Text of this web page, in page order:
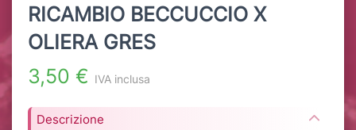
RICAMBIO BECCUCCIO X
OLIERA GRES
3,50 € IVA inclusa
Descrizione